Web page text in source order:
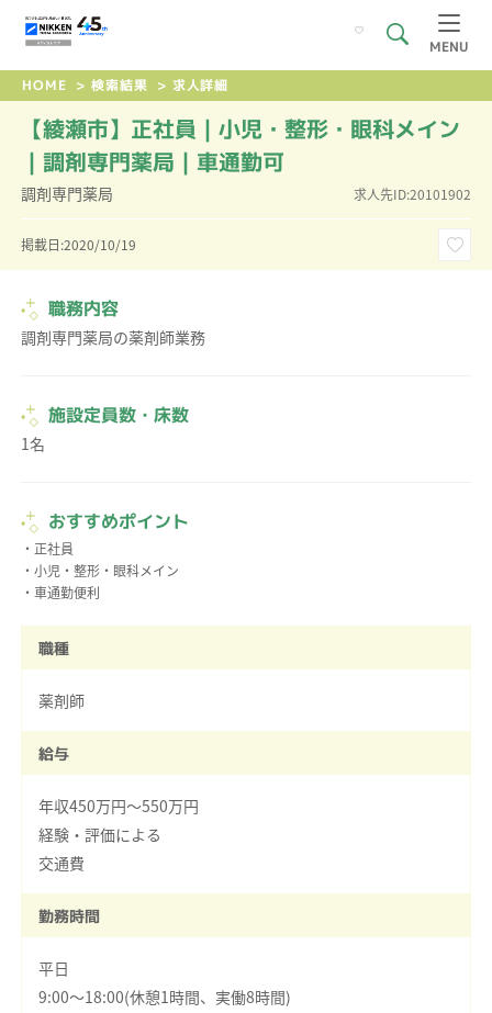
MENU
HOME > 検索結果 > 求人詳細
【綾瀬市】正社員｜小児・整形・眼科メイン
｜調剤専門薬局｜車通勤可
調剤専門薬局 求人先ID:20101902
掲載日:2020/10/19
職務内容
調剤専門薬局の薬剤師業務
施設定員数・床数
1名
おすすめポイント
・正社員
・小児・整形・眼科メイン
・車通勤便利
職種
薬剤師
給与
年収450万円～550万円
経験・評価による
交通費
勤務時間
平日
9:00～18:00(休憩1時間、実働8時間)